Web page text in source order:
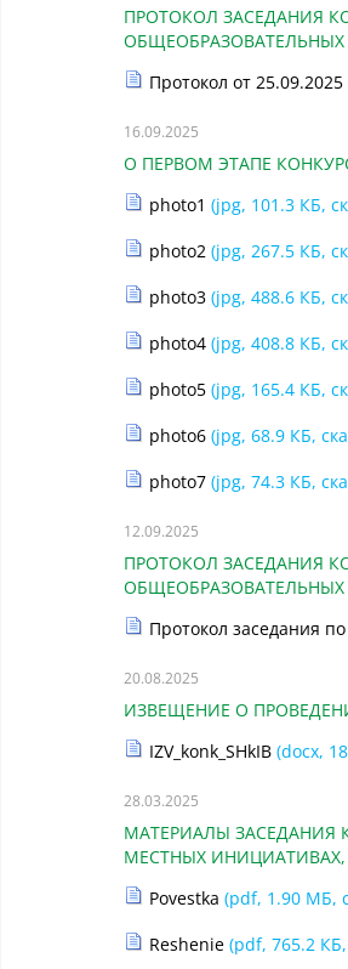
ПРОТОКОЛ ЗАСЕДАНИЯ
ОБЩЕОБРАЗОВАТЕЛЬНЫХ
Протокол от 25.09.2025
16.09.2025
О ПЕРВОМ ЭТАПЕ
photo1 (jpg, 101.3 КБ,
photo2 (jpg, 267.5 КБ,
photo3 (jpg, 488.6 КБ,
photo4 (jpg, 408.8 КБ,
photo5 (jpg, 165.4 КБ,
photo6 (jpg, 68.9 КБ,
photo7 (jpg, 74.3 КБ,
12.09.2025
ПРОТОКОЛ ЗАСЕДАНИЯ
Протокол заседания
20.08.2025
ИЗВЕЩЕНИЕ О
IZV_konk_SHkIB (docx,
28.03.2025
МАТЕРИАЛЫ ЗАСЕДАНИЯ
МЕСТНЫХ ИНИЦИАТИВАХ,
Povestka (pdf, 1.90 МБ,
Reshenie (pdf, 765.2